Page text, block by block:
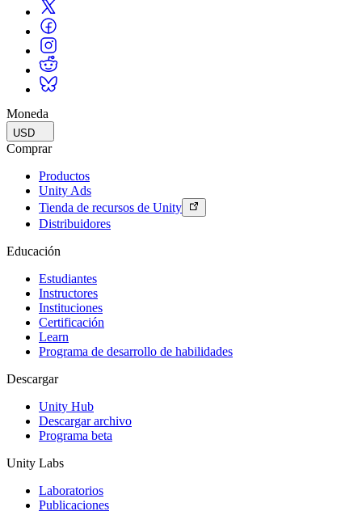
Moneda
USD
Comprar
Productos
Unity Ads
Tienda de recursos de Unity
Distribuidores
Educación
Estudiantes
Instructores
Instituciones
Certificación
Learn
Programa de desarrollo de habilidades
Descargar
Unity Hub
Descargar archivo
Programa beta
Unity Labs
Laboratorios
Publicaciones